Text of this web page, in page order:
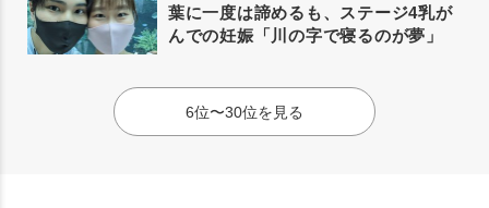
葉に一度は諦めるも、ステージ4乳が
んでの妊娠「川の字で寝るのが夢」
6位〜30位を見る